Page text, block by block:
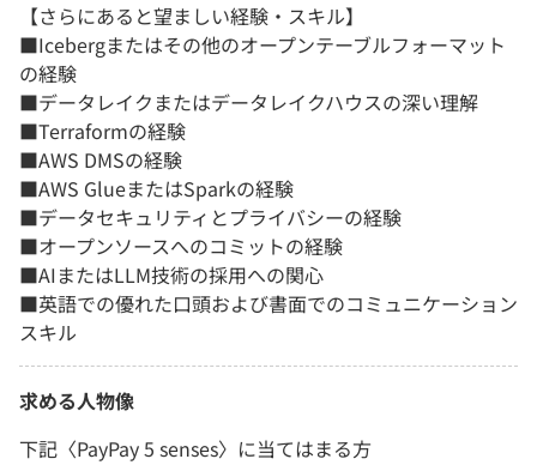
【さらにあると望ましい経験・スキル】
■Icebergまたはその他のオープンテーブルフォーマット
の経験
■データレイクまたはデータレイクハウスの深い理解
■Terraformの経験
■AWS DMSの経験
■AWS GlueまたはSparkの経験
■データセキュリティとプライバシーの経験
■オープンソースへのコミットの経験
■AIまたはLLM技術の採用への関心
■英語での優れた口頭および書面でのコミュニケーション
スキル
求める人物像
下記〈PayPay 5 senses〉に当てはまる方